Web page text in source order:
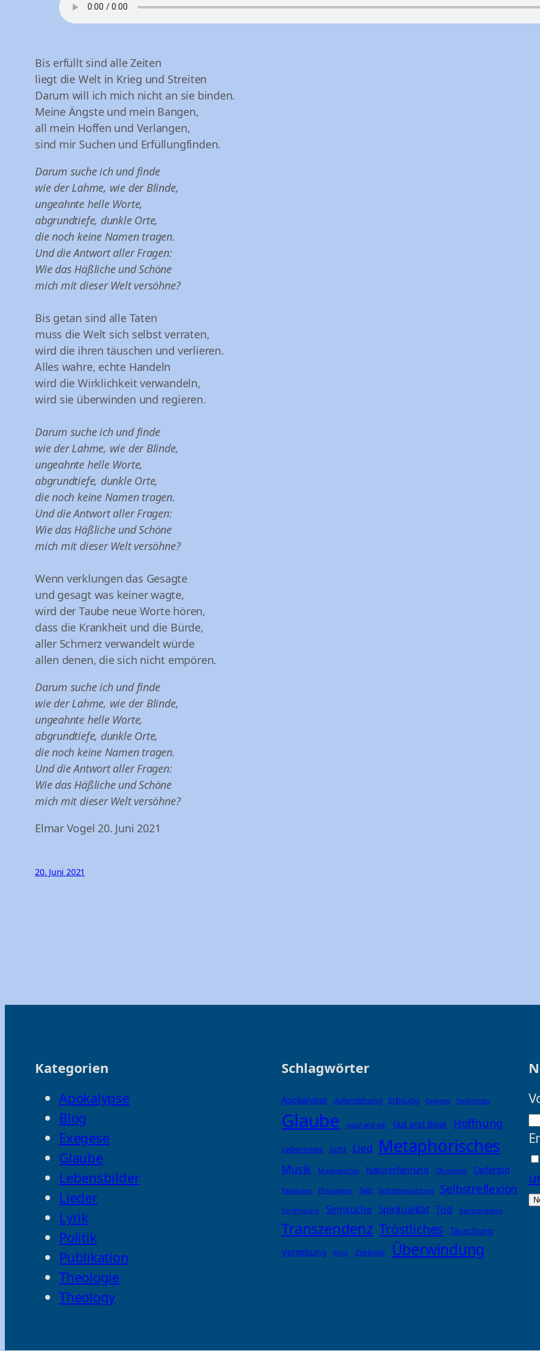
Bis erfüllt sind alle Zeiten
liegt die Welt in Krieg und Streiten
Darum will ich mich nicht an sie binden.
Meine Ängste und mein Bangen,
all mein Hoffen und Verlangen,
sind mir Suchen und Erfüllungfinden.
Darum suche ich und finde
wie der Lahme, wie der Blinde,
ungeahnte helle Worte,
abgrundtiefe, dunkle Orte,
die noch keine Namen tragen.
Und die Antwort aller Fragen:
Wie das Häßliche und Schöne
mich mit dieser Welt versöhne?
Bis getan sind alle Taten
muss die Welt sich selbst verraten,
wird die ihren täuschen und verlieren.
Alles wahre, echte Handeln
wird die Wirklichkeit verwandeln,
wird sie überwinden und regieren.
Darum suche ich und finde
wie der Lahme, wie der Blinde,
ungeahnte helle Worte,
abgrundtiefe, dunkle Orte,
die noch keine Namen tragen.
Und die Antwort aller Fragen:
Wie das Häßliche und Schöne
mich mit dieser Welt versöhne?
Wenn verklungen das Gesagte
und gesagt was keiner wagte,
wird der Taube neue Worte hören,
dass die Krankheit und die Bürde,
aller Schmerz verwandelt würde
allen denen, die sich nicht empören.
Darum suche ich und finde
wie der Lahme, wie der Blinde,
ungeahnte helle Worte,
abgrundtiefe, dunkle Orte,
die noch keine Namen tragen.
Und die Antwort aller Fragen:
Wie das Häßliche und Schöne
mich mit dieser Welt versöhne?
Elmar Vogel 20. Juni 2021
20. Juni 2021
Kategorien
Apokalypse
Blog
Exegese
Glaube
Lebensbilder
Lieder
Lyrik
Politik
Publikation
Theologie
Theology
Schlagwörter
Apokalypse Auferstehung Erlösung Exegese forgiveness
Glaube good and evil Gut und Böse Hoffnung
Lebensreise Licht Lied Metaphorisches
Musik Musikalisches Naturerfahrung Ohnmacht Opfertod
Paradoxes Philosophie Salz Selbstbetrachtung Selbstreflexion
Sinnfindung Sinnsuche Spiritualität Tod transcendence
Transzendenz Tröstliches Täuschung
Vergebung
Wind Zeitkritik Überwindung